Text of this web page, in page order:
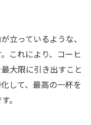
立っているような、
これにより、コーヒ
大限に引き出すこと
して、最高の一杯を
。